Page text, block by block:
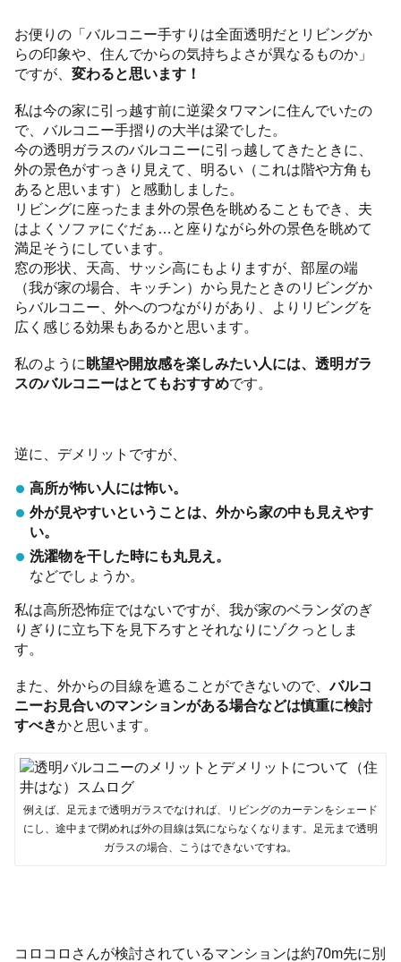
お便りの「バルコニー手すりは全面透明だとリビングか
らの印象や、住んでからの気持ちよさが異なるものか」
ですが、変わると思います！
私は今の家に引っ越す前に逆梁タワマンに住んでいたの
で、バルコニー手摺りの大半は梁でした。
今の透明ガラスのバルコニーに引っ越してきたときに、
外の景色がすっきり見えて、明るい（これは階や方角も
あると思います）と感動しました。
リビングに座ったまま外の景色を眺めることもでき、夫
はよくソファにぐだぁ…と座りながら外の景色を眺めて
満足そうにしています。
窓の形状、天高、サッシ高にもよりますが、部屋の端
（我が家の場合、キッチン）から見たときのリビングか
らバルコニー、外へのつながりがあり、よりリビングを
広く感じる効果もあるかと思います。
私のように 眺望や開放感を楽しみたい人には、透明ガラ
スのバルコニーはとてもおすすめです。
逆に、デメリットですが、
高所が怖い人には怖い。
外が見やすいということは、外から家の中も見えやす
い。
洗濯物を干した時にも丸見え。
などでしょうか。
私は高所恐怖症ではないですが、我が家のベランダのぎ
りぎりに立ち下を見下ろすとそれなりにゾクっとしま
す。
また、外からの目線を遮ることができないので、バルコ
ニーお見合いのマンションがある場合などは慎重に検討
すべきかと思います。
例えば、足元まで透明ガラスでなければ、リビングのカーテンをシェード
にし、途中まで閉めれば外の目線は気にならなくなります。足元まで透明
ガラスの場合、こうはできないですね。
コロコロさんが検討されているマンションは約70m先に別